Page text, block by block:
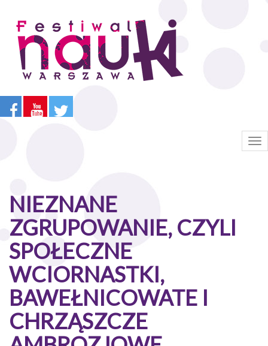
treści
NIEZNANE
ZGRUPOWANIE, CZYLI
SPOŁECZNE
WCIORNASTKI,
BAWEŁNICOWATE I
CHRZĄSZCZE